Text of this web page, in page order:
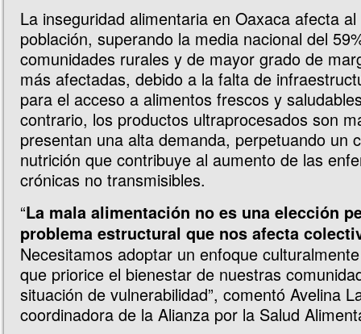
La inseguridad alimentaria en Oaxaca afecta
población, superando la media nacional del
comunidades rurales y de mayor grado de
más afectadas, debido a la falta de
para el acceso a alimentos frescos y
contrario, los productos ultraprocesados son
presentan una alta demanda, perpetuando un
nutrición que contribuye al aumento de las
crónicas no transmisibles.
“La mala alimentación no es una elección
problema estructural que nos afecta
Necesitamos adoptar un enfoque
que priorice el bienestar de nuestras
situación de vulnerabilidad”, comentó Avelina
coordinadora de la Alianza por la Salud